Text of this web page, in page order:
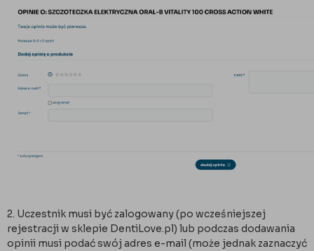
2. Uczestnik musi być zalogowany (po wcześniejszej
rejestracji w sklepie DentiLove.pl) lub podczas dodawania
opinii musi podać swój adres e-mail (może jednak zaznaczyć